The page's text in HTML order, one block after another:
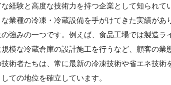
経験と高度な技術力を持つ企業として知られて
業種の冷凍・冷蔵設備を手がけてきた実績があ
強みの一つです。例えば、食品工場では製造ラ
模な冷蔵倉庫の設計施工を行うなど、顧客の業
術者たちは、常に最新の冷凍技術や省エネ技術
ての地位を確立しています。